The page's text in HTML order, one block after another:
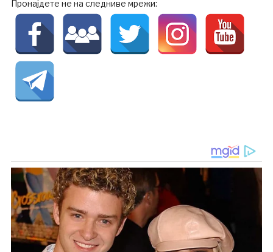
Пронајдете не на следниве мрежи: